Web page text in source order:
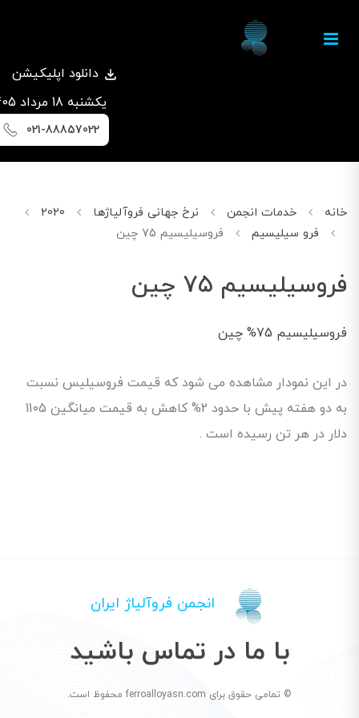
دانلود اپلیکیشن
يكشنبه 18 مرداد 1405
021-88857022
خانه خدمات انجمن نرخ جهانی فروآلیاژها 2020
فرو سیلیسیم
فروسیلیسیم 75 چین
فروسیلیسیم 75 چین
فروسیلیسیم 75% چین
در این نمودار مشاهده می شود که قیمت فروسیلیس نسبت
به دو هفته پیش با حدود 2% کاهش به قیمت میانگین 1105
دلار در هر تن رسیده است .
انجمن فروآلیاژ ایران
با ما در تماس باشید
© تمامی حقوق برای ferroalloyasn.com محفوظ است.